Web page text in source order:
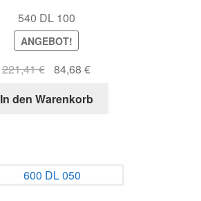
540 DL 100
ANGEBOT!
221,41€ Ursprünglicher
war:
84,68€Aktueller
ist:
In den Warenkorb